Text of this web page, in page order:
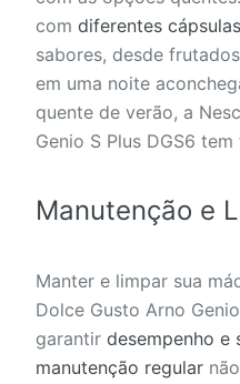
com diferentes cápsulas
sabores, desde
em uma noite
quente de verão, a
Genio S Plus DGS6
Manutenção e
Manter e limpar sua
Dolce Gusto Arno
garantir desempenho e
manutenção regular